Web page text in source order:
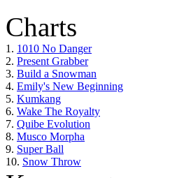
Charts
1. 1010 No Danger
2. Present Grabber
3. Build a Snowman
4. Emily's New Beginning
5. Kumkang
6. Wake The Royalty
7. Quibe Evolution
8. Musco Morpha
9. Super Ball
10. Snow Throw